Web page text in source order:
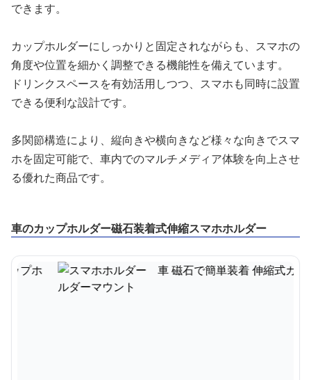
できます。
カップホルダーにしっかりと固定されながらも、スマホの
角度や位置を細かく調整できる機能性を備えています。
ドリンクスペースを有効活用しつつ、スマホも同時に設置
できる便利な設計です。
多関節構造により、縦向きや横向きなど様々な向きでスマ
ホを固定可能で、車内でのマルチメディア体験を向上させ
る優れた商品です。
車のカップホルダー磁石装着式伸縮スマホホルダー